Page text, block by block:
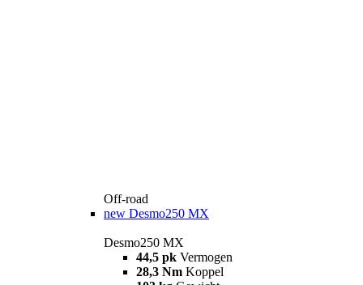
Off-road
new Desmo250 MX
Desmo250 MX
44,5 pk Vermogen
28,3 Nm Koppel